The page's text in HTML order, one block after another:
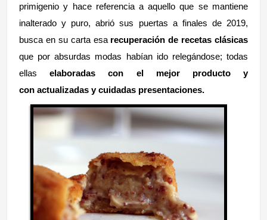
primigenio y hace referencia a aquello que se mantiene
inalterado y puro, abrió sus puertas a finales de 2019,
busca en su carta esa recuperación de recetas clásicas
que por absurdas modas habían ido relegándose; todas
ellaselaboradas con el mejor producto y
conactualizadas y cuidadas presentaciones.